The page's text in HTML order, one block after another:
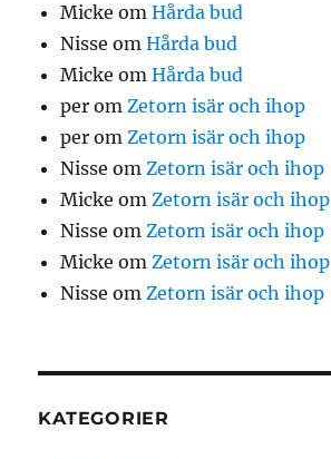
Micke omHårda bud
Nisse omHårda bud
Micke omHårda bud
per omZetorn isär och ihop
per omZetorn isär och ihop
Nisse omZetorn isär och ihop
Micke omZetorn isär och ihop
Nisse omZetorn isär och ihop
Micke omZetorn isär och ihop
Nisse omZetorn isär och ihop
KATEGORIER